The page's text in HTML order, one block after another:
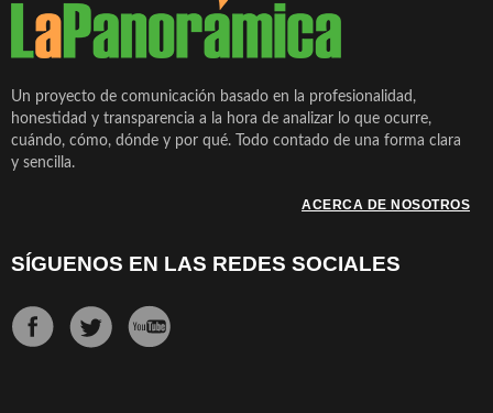
Un proyecto de comunicación basado en la profesionalidad,
honestidad y transparencia a la hora de analizar lo que ocurre,
cuándo, cómo, dónde y por qué. Todo contado de una forma clara
y sencilla.
ACERCA DE NOSOTROS
SÍGUENOS EN LAS REDES SOCIALES